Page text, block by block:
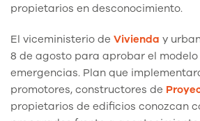
propietarios en desconocimiento.
El viceministerio de Vivienda y
8 de agosto para aprobar el
emergencias. Plan que
promotores, constructores de
propietarios de edificios conozcan